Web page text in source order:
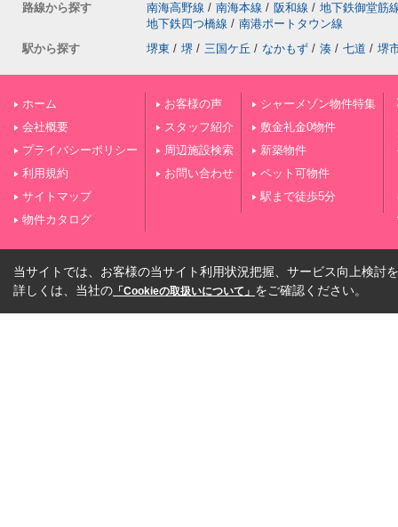
路線から探す
南海高野線 / 南海本線 / 阪和線 / 地下鉄御堂筋
地下鉄四つ橋線 / 南港ポートタウン線
駅から探す
堺東 / 堺 / 三国ケ丘 / なかもず / 湊 / 七道 / 堺
ホーム
会社概要
プライバシーポリシー
利用規約
サイトマップ
物件カタログ
お客様の声
スタッフ紹介
周辺施設検索
お問い合わせ
シャーメゾン物件特集
敷金礼金0物件
新築物件
ペット可物件
駅まで徒歩5分
当サイトでは、お客様の当サイト利用状況把握、サービス向上検討
詳しくは、当社の 「Cookieの取扱いについて」 をご確認ください。